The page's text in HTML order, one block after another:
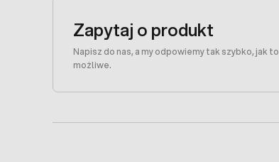
Zapytaj o produkt
Napisz do nas, a my odpowiemy tak szybko, jak to
możliwe.